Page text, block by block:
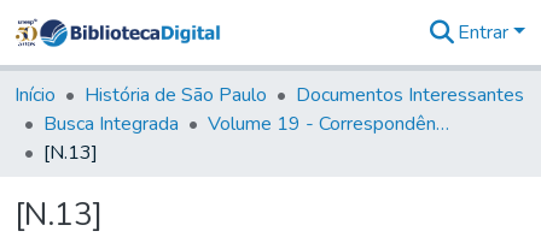
&
Coleções
Tudo na
Entrar
Início História de São Paulo
Documentos Interessantes
Busca Integrada
Volume 19 - Correspondência do Capital General D. Luiz Antonio de Souza (1767- 70)
[N.13]
[N.13]